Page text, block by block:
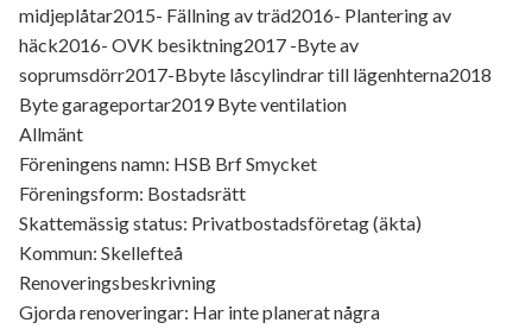
midjeplåtar2015- Fällning av träd2016- Plantering av
häck2016- OVK besiktning2017 -Byte av
soprumsdörr2017-Bbyte låscylindrar till lägenhterna2018
Byte garageportar2019 Byte ventilation
Allmänt
Föreningens namn: HSB Brf Smycket
Föreningsform: Bostadsrätt
Skattemässig status: Privatbostadsföretag (äkta)
Kommun: Skellefteå
Renoveringsbeskrivning
Gjorda renoveringar: Har inte planerat några